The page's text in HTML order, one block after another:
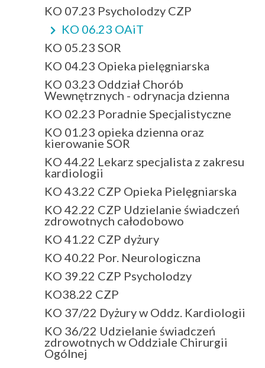
KO 07.23 Psycholodzy CZP
KO 06.23 OAiT
KO 05.23 SOR
KO 04.23 Opieka pielęgniarska
KO 03.23 Oddział Chorób
Wewnętrznych - odrynacja dzienna
KO 02.23 Poradnie Specjalistyczne
KO 01.23 opieka dzienna oraz
kierowanie SOR
KO 44.22 Lekarz specjalista z zakresu
kardiologii
KO 43.22 CZP Opieka Pielęgniarska
KO 42.22 CZP Udzielanie świadczeń
zdrowotnych całodobowo
KO 41.22 CZP dyżury
KO 40.22 Por. Neurologiczna
KO 39.22 CZP Psycholodzy
KO38.22 CZP
KO 37/22 Dyżury w Oddz. Kardiologii
KO 36/22 Udzielanie świadczeń
zdrowotnych w Oddziale Chirurgii
Ogólnej